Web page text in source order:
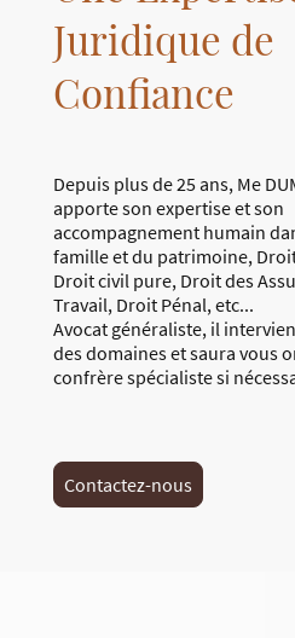
Juridique de
Confiance
Depuis plus de 25 ans, Me
apporte son expertise et son
accompagnement humain
famille et du patrimoine,
Droit civil pure, Droit des
Travail, Droit Pénal, etc...
Avocat généraliste, il
des domaines et saura vous
confrère spécialiste si
Contactez-nous